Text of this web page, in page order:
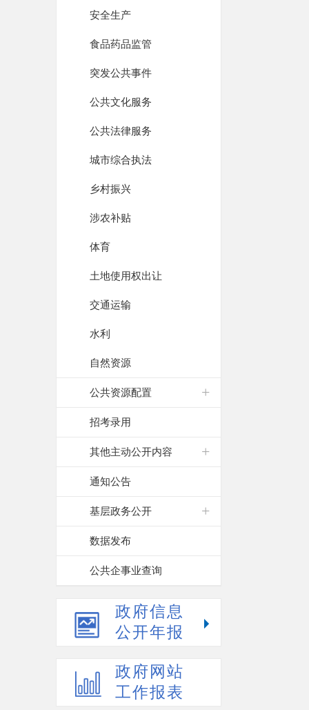
安全生产
食品药品监管
突发公共事件
公共文化服务
公共法律服务
城市综合执法
乡村振兴
涉农补贴
体育
土地使用权出让
交通运输
水利
自然资源
公共资源配置
招考录用
其他主动公开内容
通知公告
基层政务公开
数据发布
公共企事业查询
政府信息
公开年报
政府网站
工作报表